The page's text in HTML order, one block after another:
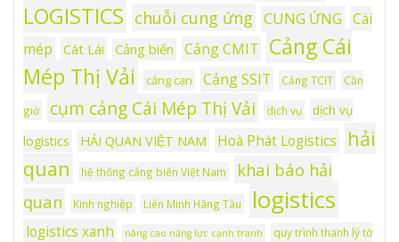
LOGISTICS chuỗi cung ứng CUNG ỨNG Cái
mép
Cát Lái Cảng biển Cảng CMIT
Cảng Cái
Mép Thị Vải
cảng cạn Cảng SSIT Cảng TCIT Cần
giờ cụm cảng Cái Mép Thị Vải dịch vụ
dịch vụ
logistics
HẢI QUAN VIỆT NAM Hoà Phát Logistics
hải
quan
hệ thống cảng biển Việt Nam
khai báo hải
quan
Kinh nghiệp Liên Minh Hãng Tàu logistics
logistics xanh nâng cao năng lực cạnh tranh quy trình thanh lý tờ